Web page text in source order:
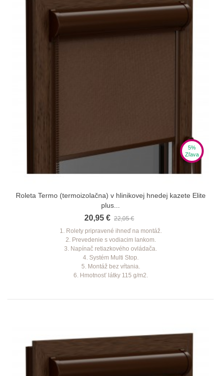
5%
Zľava
Roleta Termo (termoizolačna) v hlinikovej hnedej kazete Elite
plus...
20,95 € 22,05 €
1. Rolety pripravené ihneď na montáž.
2. Prevedenie s vodiacim lankom.
3. Napínač retiazkového ovládača.
4. Systém Multi Stop.
5. Montáž bez vŕtania.
6. Hmotnosť látky 115 g/m2.